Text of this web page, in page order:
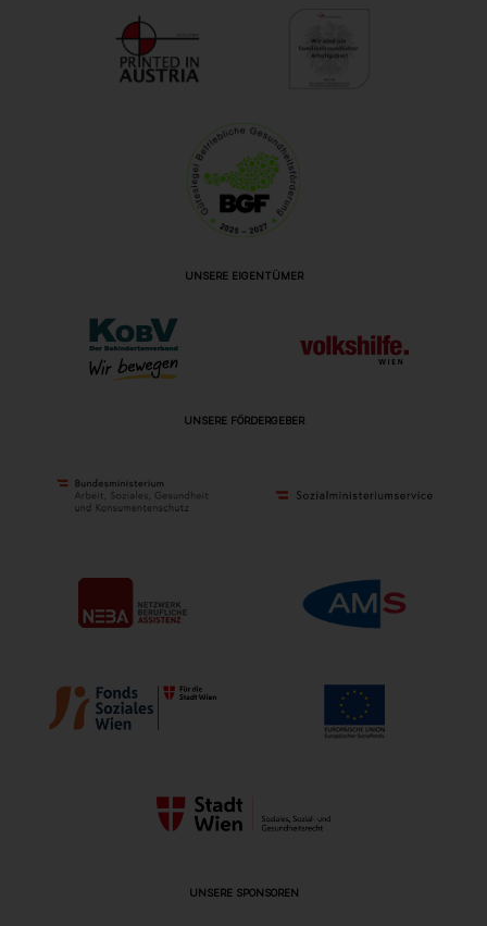
UNSERE EIGENTÜMER
UNSERE FÖRDERGEBER
UNSERE SPONSOREN